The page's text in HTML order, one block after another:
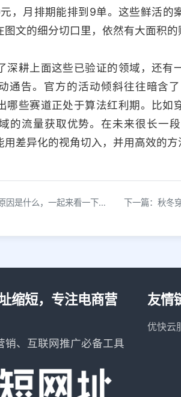
，月排期能排到9单。这些鲜活的
文的细分切口里，依然有大面积的
深耕上面这些已验证的领域，还有
告。官方的活动倾斜往往暗含
哪些赛道正处于算法红利期。比如
的流量获取优势。在未来很长一
差异化的视角切入，并用高效的方
因是什么，一起来看一下… 下一篇：秋冬
缩短，专注电商营
销、互联网推广必备工具
友情
优快云